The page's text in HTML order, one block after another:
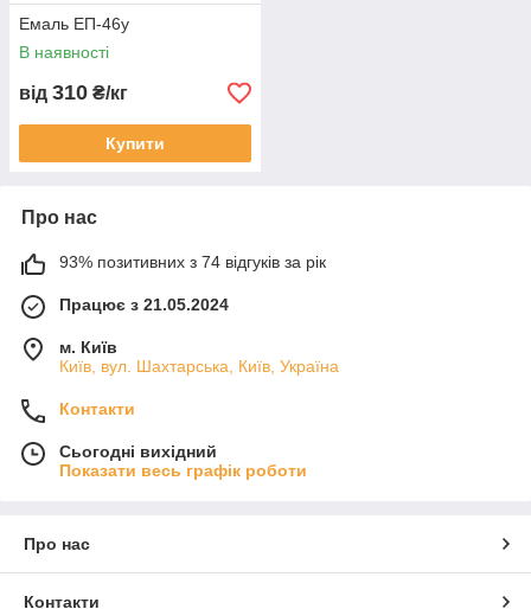
Емаль ЕП-46у
В наявності
від 310 ₴/кг
Купити
Про нас
93% позитивних з 74 відгуків за рік
Працює з 21.05.2024
м. Київ
Київ, вул. Шахтарська, Київ, Україна
Контакти
Сьогодні вихідний
Показати весь графік роботи
Про нас
Контакти